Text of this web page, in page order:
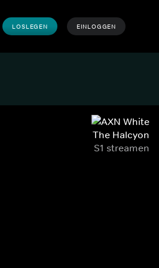
LOSLEGEN EINLOGGEN
The Halcyon
S1 streamen